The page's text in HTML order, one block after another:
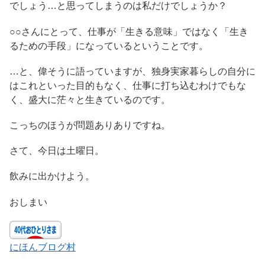
でしょう…と思ってしまうのは私だけでしょうか？
○○さんにとって、仕事が「生きる意味」ではなく「生き
るための手段」になっているということです。
…と、偉そうに語っていますが、独身実家暮らしの自分に
はこれといった目的もなく、仕事に打ち込むわけでもな
く、盛大に茫々と生きているのです。
こっちのほうが問題ありありですね。
さて、今日は土曜日。
飲みに出かけよう。
おしまい
にほんブログ村